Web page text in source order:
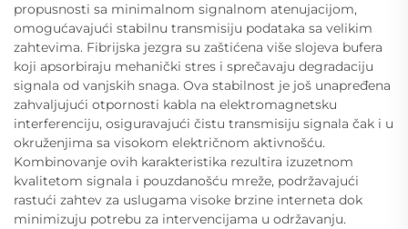
propusnosti sa minimalnom signalnom atenujacijom,
omogućavajući stabilnu transmisiju podataka sa velikim
zahtevima. Fibrijska jezgra su zaštićena više slojeva bufera
koji apsorbiraju mehanički stres i sprečavaju degradaciju
signala od vanjskih snaga. Ova stabilnost je još unapređena
zahvaljujući otpornosti kabla na elektromagnetsku
interferenciju, osiguravajući čistu transmisiju signala čak i u
okruženjima sa visokom električnom aktivnošću.
Kombinovanje ovih karakteristika rezultira izuzetnom
kvalitetom signala i pouzdanošću mreže, podržavajući
rastući zahtev za uslugama visoke brzine interneta dok
minimizuju potrebu za intervencijama u održavanju.